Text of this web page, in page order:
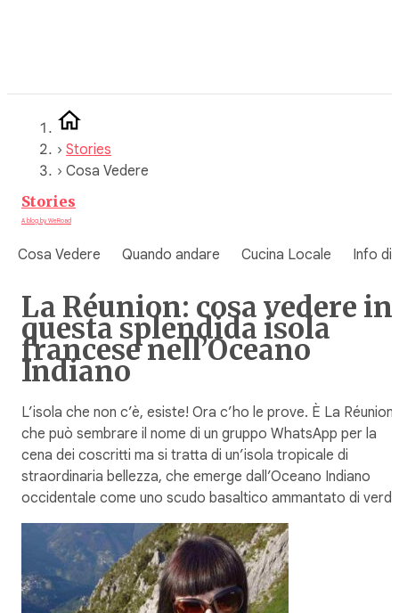
› Stories
› Cosa Vedere
Stories
A blog by WeRoad
Cosa Vedere Quando andare Cucina Locale Info di
La Réunion: cosa vedere in
questa splendida isola
francese nell’Oceano
Indiano
L’isola che non c’è, esiste! Ora c’ho le prove. È La Réunion,
che può sembrare il nome di un gruppo WhatsApp per la
cena dei coscritti ma si tratta di un’isola tropicale di
straordinaria bellezza, che emerge dall’Oceano Indiano
occidentale come uno scudo basaltico ammantato di